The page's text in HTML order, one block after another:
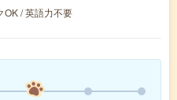
OK / 英語力不要